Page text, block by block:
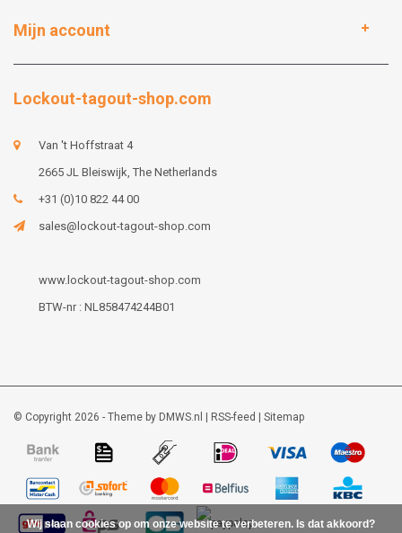
Mijn account
Lockout-tagout-shop.com
Van 't Hoffstraat 4
2665 JL Bleiswijk, The Netherlands
+31 (0)10 822 44 00
sales@lockout-tagout-shop.com
www.lockout-tagout-shop.com
BTW-nr : NL858474244B01
© Copyright 2026 - Theme by DMWS.nl RSS-feed Sitemap
Wij slaan cookies op om onze website te verbeteren. Is dat akkoord?